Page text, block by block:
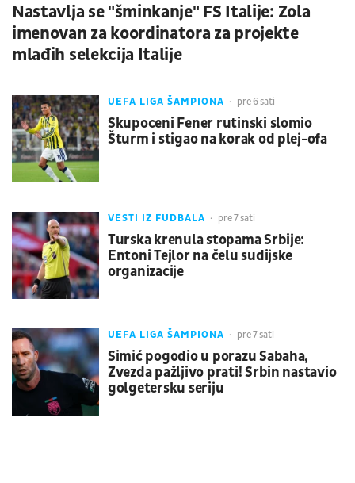
Nastavlja se "šminkanje" FS Italije: Zola
imenovan za koordinatora za projekte
mlađih selekcija Italije
UEFA LIGA ŠAMPIONA pre 6 sati
Skupoceni Fener rutinski slomio
Šturm i stigao na korak od plej-ofa
VESTI IZ FUDBALA pre 7 sati
Turska krenula stopama Srbije:
Entoni Tejlor na čelu sudijske
organizacije
UEFA LIGA ŠAMPIONA pre 7 sati
Simić pogodio u porazu Sabaha,
Zvezda pažljivo prati! Srbin nastavio
golgetersku seriju